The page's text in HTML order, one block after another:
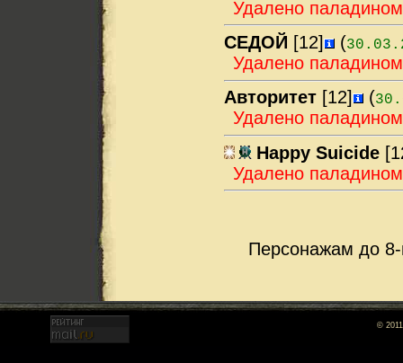
Удалено
СЕДОЙ [12] (
Удалено
Авторитет [12] (
Удалено
Happy Suicide
Удалено
Персонажам до
©